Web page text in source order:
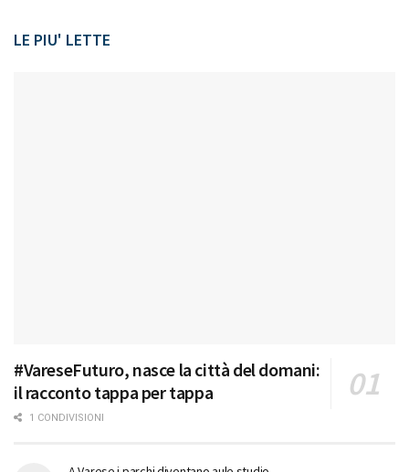
LE PIU' LETTE
#VareseFuturo, nasce la città del domani:
il racconto tappa per tappa
1 CONDIVISIONI